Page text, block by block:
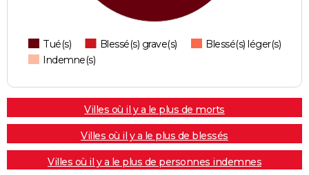
Tué(s) Blessé(s) grave(s)
Blessé(s) léger(s)
Indemne(s)
Villes où il y a le plus de morts
Villes où il y a le plus de blessés
Villes où il y a le plus de personnes indemnes